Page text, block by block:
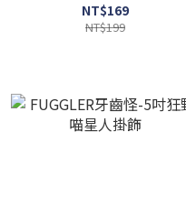
NT$169
NT$199